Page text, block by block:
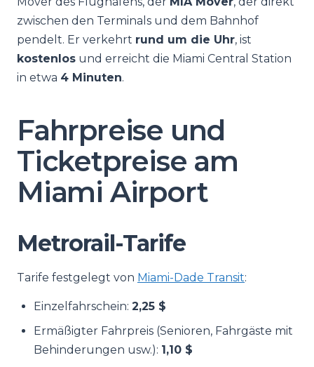
zwischen den Terminals und dem Bahnhof
pendelt. Er verkehrt rund um die Uhr, ist
kostenlos und erreicht die Miami Central Station
in etwa 4 Minuten.
Fahrpreise und
Ticketpreise am
Miami Airport
Metrorail-Tarife
Tarife festgelegt von Miami-Dade Transit:
Einzelfahrschein: 2,25 $
Ermäßigter Fahrpreis (Senioren, Fahrgäste mit
Behinderungen usw.): 1,10 $